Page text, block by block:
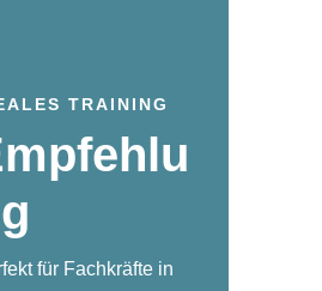
TRAINING
für Fachkräfte in